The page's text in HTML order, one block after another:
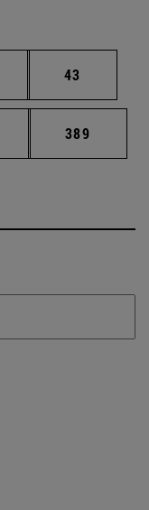
Páginas intermedias
Página
43
Páginas intermedias
Página
389